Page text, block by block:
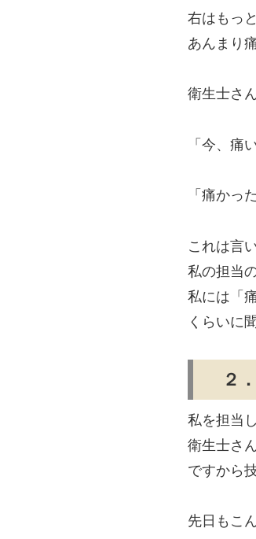
右はもっ
あんまり
衛生士さ
「今、痛
「痛かっ
これは言
私の担当
私には「
くらいに
２．
私を担当
衛生士さ
ですから
先日もこ